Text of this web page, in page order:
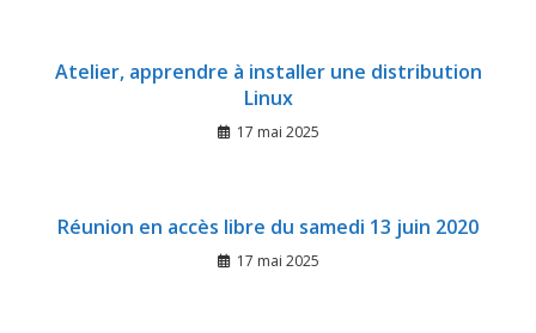
Atelier, apprendre à installer une distribution
Linux
17 mai 2025
Réunion en accès libre du samedi 13 juin 2020
17 mai 2025